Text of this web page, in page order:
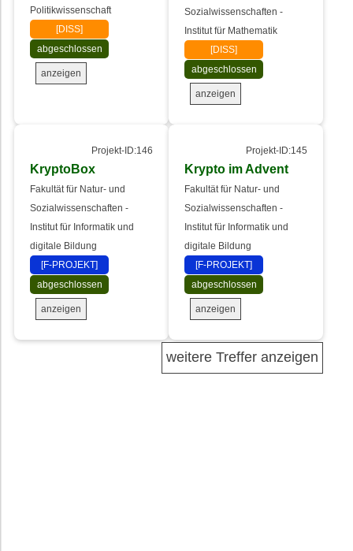
Politikwissenschaft
[DISS]
abgeschlossen
anzeigen
Sozialwissenschaften -
Institut für Mathematik
[DISS]
abgeschlossen
anzeigen
Projekt-ID:146
KryptoBox
Fakultät für Natur- und
Sozialwissenschaften -
Institut für Informatik und
digitale Bildung
[F-PROJEKT]
abgeschlossen
anzeigen
Projekt-ID:145
Krypto im Advent
Fakultät für Natur- und
Sozialwissenschaften -
Institut für Informatik und
digitale Bildung
[F-PROJEKT]
abgeschlossen
anzeigen